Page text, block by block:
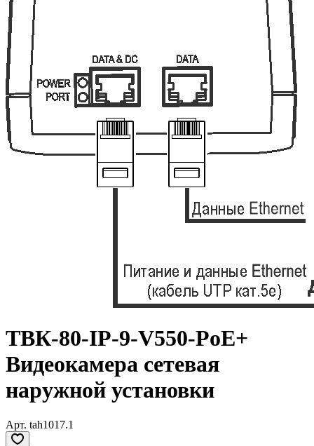
ТВК-80-IP-9-V550-PoE+
Видеокамера сетевая
наружной установки
Арт. tah1017.1